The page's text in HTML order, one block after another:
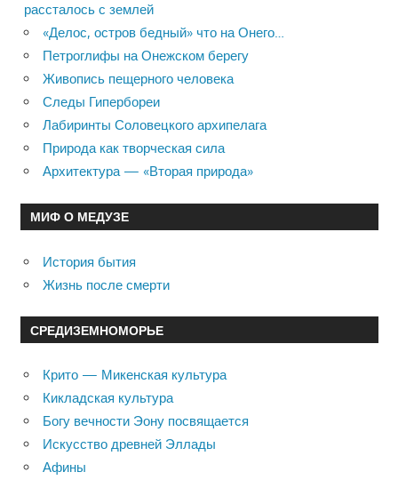
рассталось с землей
«Делос, остров бедный» что на Онего…
Петроглифы на Онежском берегу
Живопись пещерного человека
Следы Гипербореи
Лабиринты Соловецкого архипелага
Природа как творческая сила
Архитектура — «Вторая природа»
МИФ О МЕДУЗЕ
История бытия
Жизнь после смерти
СРЕДИЗЕМНОМОРЬЕ
Крито — Микенская культура
Кикладская культура
Богу вечности Эону посвящается
Искусство древней Эллады
Афины